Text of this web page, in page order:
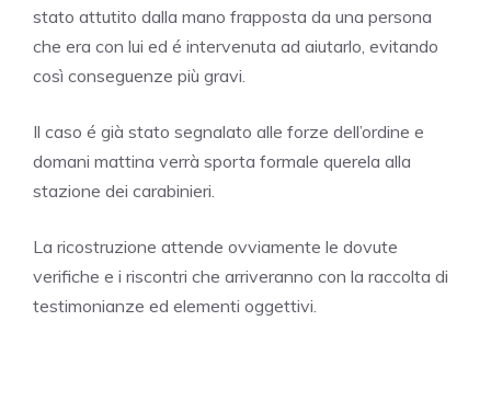
stato attutito dalla mano frapposta da una persona
che era con lui ed é intervenuta ad aiutarlo, evitando
così conseguenze più gravi.
Il caso é già stato segnalato alle forze dell’ordine e
domani mattina verrà sporta formale querela alla
stazione dei carabinieri.
La ricostruzione attende ovviamente le dovute
verifiche e i riscontri che arriveranno con la raccolta di
testimonianze ed elementi oggettivi.